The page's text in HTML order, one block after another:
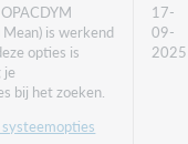
Mean) is werkend
opties is
je
bij het zoeken.
17-
09-
2025